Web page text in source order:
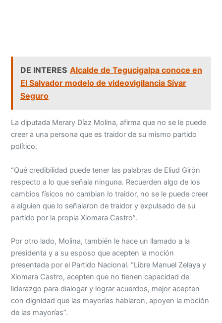
DE INTERES Alcalde de Tegucigalpa conoce en
El Salvador modelo de videovigilancia Sívar
Seguro
La diputada Merary Díaz Molina, afirma que no se le puede
creer a una persona que es traidor de su mismo partido
político.
“Qué credibilidad puede tener las palabras de Eliud Girón
respecto a lo que señala ninguna. Recuerden algo de los
cambios físicos no cambian lo traidor, no se le puede creer
a alguien que lo señalaron de traidor y expulsado de su
partido por la propia Xiomara Castro”.
Por otro lado, Molina, también le hace un llamado a la
presidenta y a su esposo que acepten la moción
presentada por el Partido Nacional. “Libre Manuel Zelaya y
Xiomara Castro, acepten que no tienen capacidad de
liderazgo para dialogar y lograr acuerdos, mejor acepten
con dignidad que las mayorías hablaron, apoyen la moción
de las mayorías”.